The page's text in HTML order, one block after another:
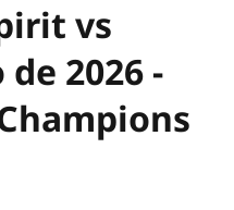
vs
2026 -